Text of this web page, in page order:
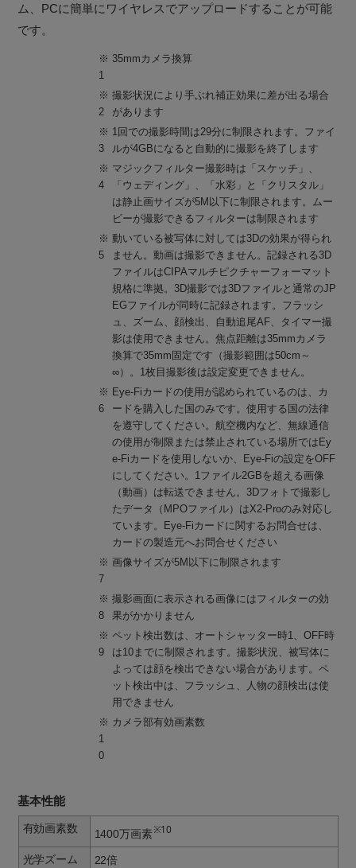
ム、PCに簡単にワイヤレスでアップロードすることが可能
です。
※
1
35mmカメラ換算
※
2
撮影状況により手ぶれ補正効果に差が出る場合
があります
※
3
1回での撮影時間は29分に制限されます。ファイ
ルが4GBになると自動的に撮影を終了します
※
4
マジックフィルター撮影時は「スケッチ」、
「ウェディング」、「水彩」と「クリスタル」
は静止画サイズが5M以下に制限されます。ムー
ビーが撮影できるフィルターは制限されます
※
5
動いている被写体に対しては3Dの効果が得られ
ません。動画は撮影できません。記録される3D
ファイルはCIPAマルチピクチャーフォーマット
規格に準拠。3D撮影では3Dファイルと通常のJP
EGファイルが同時に記録されます。フラッシ
ュ、ズーム、顔検出、自動追尾AF、タイマー撮
影は使用できません。焦点距離は35mmカメラ
換算で35mm固定です（撮影範囲は50cm～
∞）。1枚目撮影後は設定変更できません。
※
6
Eye-Fiカードの使用が認められているのは、カ
ードを購入した国のみです。使用する国の法律
を遵守してください。航空機内など、無線通信
の使用が制限または禁止されている場所ではEy
e-Fiカードを使用しないか、Eye-Fiの設定をOFF
にしてください。1ファイル2GBを超える画像
（動画）は転送できません。3Dフォトで撮影し
たデータ（MPOファイル）はX2-Proのみ対応し
ています。Eye-Fiカードに関するお問合せは、
カードの製造元へお問合せください
※
7
画像サイズが5M以下に制限されます
※
8
撮影画面に表示される画像にはフィルターの効
果がかかりません
※
9
ペット検出数は、オートシャッター時1、OFF時
は10までに制限されます。撮影状況、被写体に
よっては顔を検出できない場合があります。ペ
ット検出中は、フラッシュ、人物の顔検出は使
用できません
※
1
0
カメラ部有効画素数
基本性能
有効画素数 1400万画素※10
光学ズーム
22倍